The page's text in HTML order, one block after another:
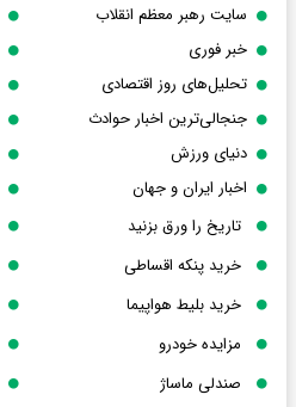
سایت رهبر معظم انقلاب
خبر فوری
تحلیل‌های روز اقتصادی
جنجالی‌ترین اخبار حوادث
دنیای ورزش
اخبار ایران و جهان
تاریخ را ورق بزنید
خرید پنکه اقساطی
خرید بلیط هواپیما
مزایده خودرو
صندلی ماساژ